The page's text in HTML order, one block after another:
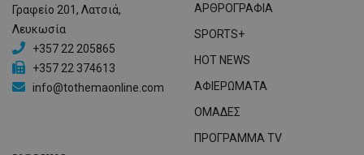
Γραφείο 201, Λατσιά,
Λευκωσία
+357 22 205865
+357 22 374613
info@tothemaonline.com
ΑΡΘΡΟΓΡΑΦΙΑ
SPORTS+
HOT NEWS
ΑΦΙΕΡΩΜΑΤΑ
ΟΜΑΔΕΣ
ΠΡΟΓΡΑΜΜΑ TV